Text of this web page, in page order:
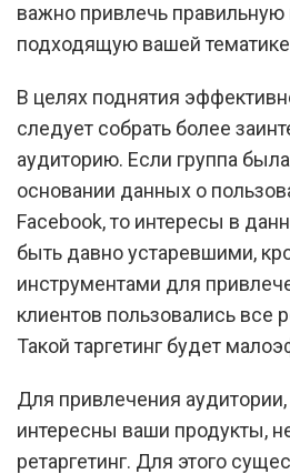
важно привлечь правильную
подходящую вашей
В целях поднятия
следует собрать более
аудиторию. Если группа
основании данных о
Facebook, то интересы в
быть давно устаревшими,
инструментами для
клиентов пользовались все
Такой таргетинг будет
Для привлечения
интересны ваши продукты,
ретаргетинг. Для этого